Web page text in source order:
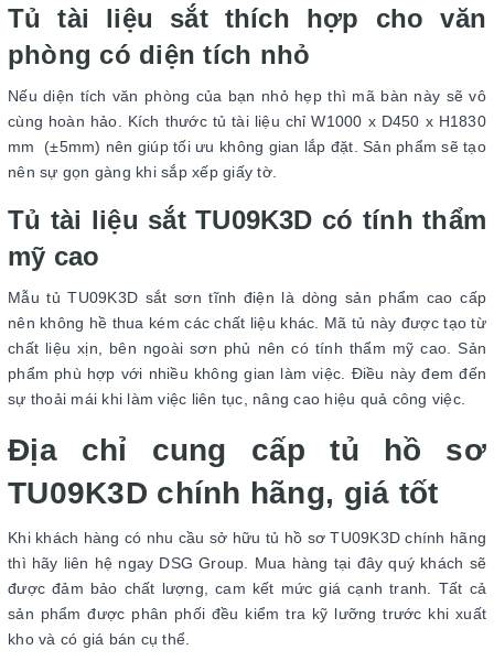
Tủ tài liệu sắt thích hợp cho văn
phòng có diện tích nhỏ
Nếu diện tích văn phòng của bạn nhỏ hẹp thì mã bàn này sẽ vô
cùng hoàn hảo. Kích thước tủ tài liệu chỉ W1000 x D450 x H1830
mm (±5mm) nên giúp tối ưu không gian lắp đặt. Sản phẩm sẽ tạo
nên sự gọn gàng khi sắp xếp giấy tờ.
Tủ tài liệu sắt TU09K3D có tính thẩm
mỹ cao
Mẫu tủ TU09K3D sắt sơn tĩnh điện là dòng sản phẩm cao cấp
nên không hề thua kém các chất liệu khác. Mã tủ này được tạo từ
chất liệu xịn, bên ngoài sơn phủ nên có tính thẩm mỹ cao. Sản
phẩm phù hợp với nhiều không gian làm việc. Điều này đem đến
sự thoải mái khi làm việc liên tục, nâng cao hiệu quả công việc.
Địa chỉ cung cấp tủ hồ sơ
TU09K3D chính hãng, giá tốt
Khi khách hàng có nhu cầu sở hữu tủ hồ sơ TU09K3D chính hãng
thì hãy liên hệ ngay DSG Group. Mua hàng tại đây quý khách sẽ
được đảm bảo chất lượng, cam kết mức giá cạnh tranh. Tất cả
sản phẩm được phân phối đều kiểm tra kỹ lưỡng trước khi xuất
kho và có giá bán cụ thể.